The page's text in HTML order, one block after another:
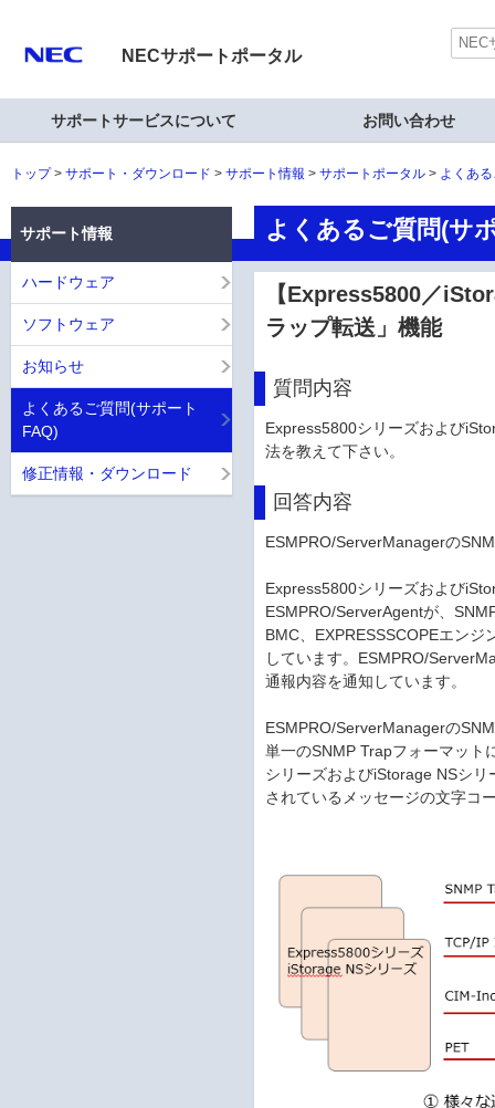
NECサポートポータル
サポートサービスについて お問い合わせ
トップ サポート・ダウンロード サポート情報 サポートポータル よくあ
よくあるご質問(サ
【Express5800／
ラップ転送」機能
質問内容
Express5800シリーズおよび
法を教えて下さい。
回答内容
ESMPRO/ServerManagerの
Express5800シリーズおよび
ESMPRO/ServerAgentが、
BMC、EXPRESSSCOPEエン
しています。ESMPRO/
通報内容を通知しています。
ESMPRO/ServerManagerの
単一のSNMP Trapフォーマット
シリーズおよびiStorage NSシ
されているメッセージの文字コ
サポート情報
ハードウェア
ソフトウェア
お知らせ
よくあるご質問(サポート
FAQ)
修正情報・ダウンロード